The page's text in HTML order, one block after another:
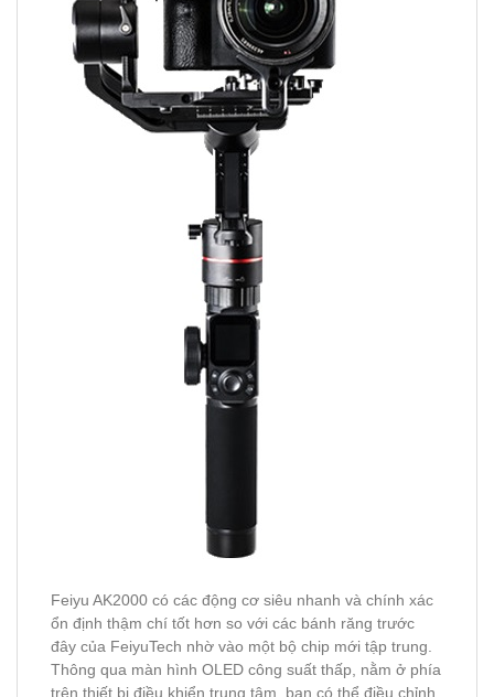
Feiyu AK2000 có các động cơ siêu nhanh và chính xác
ổn định thậm chí tốt hơn so với các bánh răng trước
đây của FeiyuTech nhờ vào một bộ chip mới tập trung.
Thông qua màn hình OLED công suất thấp, nằm ở phía
trên thiết bị điều khiển trung tâm, bạn có thể điều chỉnh